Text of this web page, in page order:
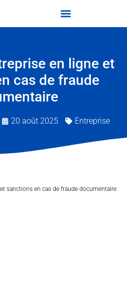
en ligne et
cas de fraude
20 août 2025 Entreprise
sanctions en cas de fraude documentaire